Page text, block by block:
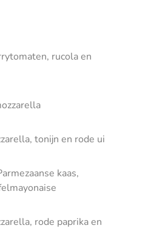
rucola en
tonijn en rode ui
kaas,
rode paprika en